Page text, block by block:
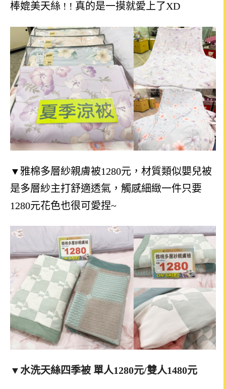
棒媲美天絲 ! ! 真的是一摸就愛上了XD
▼雅棉多層紗親膚被1280元，材質類似嬰兒被
是多層紗主打舒適透氣，觸感細緻一件只要
1280元花色也很可愛捏~
▼水洗天絲四季被 單人1280元/雙人1480元